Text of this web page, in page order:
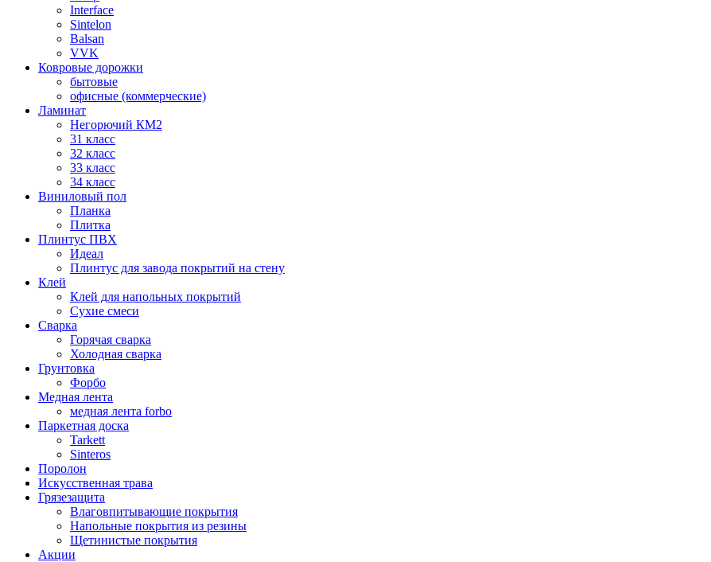
Interface
Sintelon
Balsan
VVK
Ковровые дорожки
бытовые
офисные (коммерческие)
Ламинат
Негорючий КМ2
31 класс
32 класс
33 класс
34 класс
Виниловый пол
Планка
Плитка
Плинтус ПВХ
Идеал
Плинтус для завода покрытий на стену
Клей
Клей для напольных покрытий
Сухие смеси
Сварка
Горячая сварка
Холодная сварка
Грунтовка
Форбо
Медная лента
медная лента forbo
Паркетная доска
Tarkett
Sinteros
Поролон
Искусственная трава
Грязезащита
Влаговпитывающие покрытия
Напольные покрытия из резины
Щетинистые покрытия
Акции